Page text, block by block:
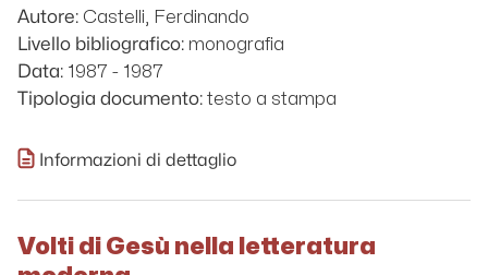
Autore: Castelli, Ferdinando
Livello bibliografico: monografia
Data: 1987 - 1987
Tipologia documento: testo a stampa
Informazioni di dettaglio
Volti di Gesù nella letteratura